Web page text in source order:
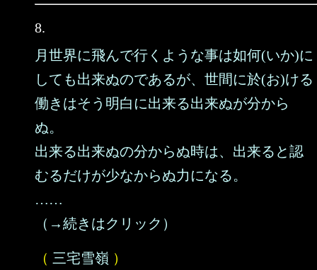
8.
月世界に飛んで行くような事は如何(いか)に
しても出来ぬのであるが、世間に於(お)ける
働きはそう明白に出来る出来ぬが分から
ぬ。
出来る出来ぬの分からぬ時は、出来ると認
むるだけが少なからぬ力になる。
……
（→続きはクリック）
（ 三宅雪嶺 ）